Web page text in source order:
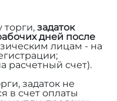
торги, задаток
дней после
лицам - на
расчетный счет).
задаток не
в счет оплаты